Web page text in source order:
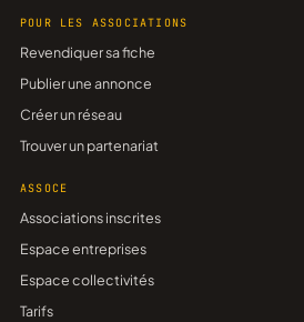
POUR LES ASSOCIATIONS
Revendiquer sa fiche
Publier une annonce
Créer un réseau
Trouver un partenariat
ASSOCE
Associations inscrites
Espace entreprises
Espace collectivités
Tarifs